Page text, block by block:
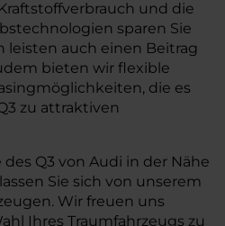
und die
sparen Sie
leisten auch einen Beitrag
bieten wir flexible
die es
zu attraktiven
Q3 von Audi in der Nähe
Sie sich von unserem
Wir freuen uns
Ihres Traumfahrzeugs zu